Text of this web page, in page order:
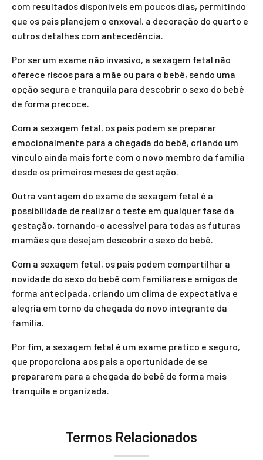
com resultados disponíveis em poucos dias, permitindo
que os pais planejem o enxoval, a decoração do quarto e
outros detalhes com antecedência.
Por ser um exame não invasivo, a sexagem fetal não
oferece riscos para a mãe ou para o bebê, sendo uma
opção segura e tranquila para descobrir o sexo do bebê
de forma precoce.
Com a sexagem fetal, os pais podem se preparar
emocionalmente para a chegada do bebê, criando um
vínculo ainda mais forte com o novo membro da família
desde os primeiros meses de gestação.
Outra vantagem do exame de sexagem fetal é a
possibilidade de realizar o teste em qualquer fase da
gestação, tornando-o acessível para todas as futuras
mamães que desejam descobrir o sexo do bebê.
Com a sexagem fetal, os pais podem compartilhar a
novidade do sexo do bebê com familiares e amigos de
forma antecipada, criando um clima de expectativa e
alegria em torno da chegada do novo integrante da
família.
Por fim, a sexagem fetal é um exame prático e seguro,
que proporciona aos pais a oportunidade de se
prepararem para a chegada do bebê de forma mais
tranquila e organizada.
Termos Relacionados